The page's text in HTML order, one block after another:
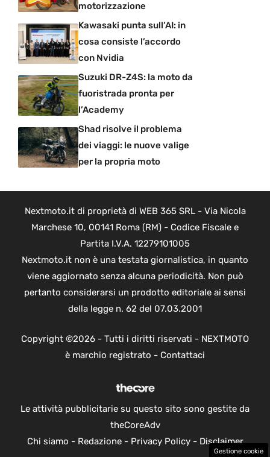
motorizzazione
Kawasaki punta sull’AI: in
cosa consiste l’accordo
con Nvidia
Suzuki DR-Z4S: la moto da
fuoristrada pronta per
l’Academy
Shad risolve il problema
dei viaggi: le nuove valige
per la propria moto
Nextmoto.it di proprietà di WEB 365 SRL - Via Nicola
Marchese 10, 00141 Roma (RM) - Codice Fiscale e
Partita I.V.A. 12279101005
Nextmoto.it non è una testata giornalistica, in quanto
viene aggiornato senza alcuna periodicità. Non può
pertanto considerarsi un prodotto editoriale ai sensi
della legge n. 62 del 07.03.2001
Copyright ©2026 - Tutti i diritti riservati - NEXTMOTO
è marchio registrato - Contattaci
Le attività pubblicitarie su questo sito sono gestite da
theCoreAdv
Chi siamo - Redazione- Privacy Policy- Disclaimer
Gestione cookie